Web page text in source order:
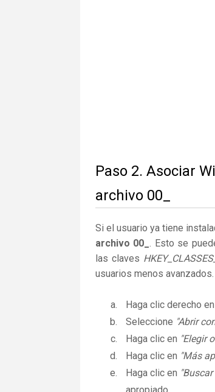
Paso 2. Asociar
archivo 00_
Si el usuario ya tiene
archivo 00_. Esto se
las claves
usuarios menos avanzados.
Haga clic derecho
Seleccione "Abrir
Haga clic en "Elegir
Haga clic en "Más
Haga clic en